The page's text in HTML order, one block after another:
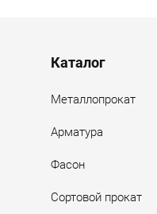
Menu footer
Каталог
Металлопрокат
Арматура
Фасон
Сортовой прокат